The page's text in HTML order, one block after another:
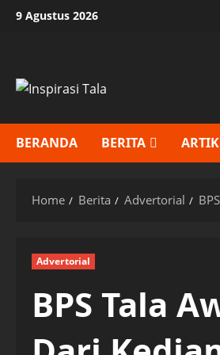
Skip9 Agustus 2026
BERANDA BERITA
Home Berita Advertorial
Advertorial
BPS Tala